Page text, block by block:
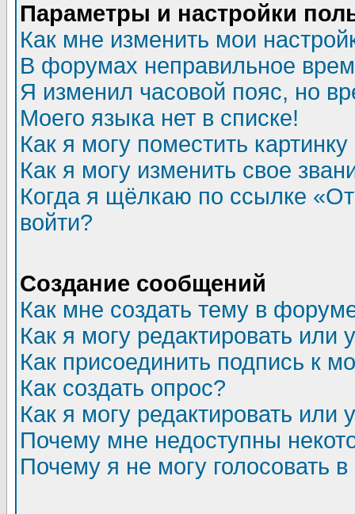
Параметры и настройки
Как мне изменить мои
В форумах неправильное
Я изменил часовой пояс, но
Моего языка нет в списке!
Как я могу поместить
Как я могу изменить свое
Когда я щёлкаю по ссылке
войти?
Создание сообщений
Как мне создать тему в
Как я могу редактировать или
Как присоединить подпись к
Как создать опрос?
Как я могу редактировать или
Почему мне недоступны
Почему я не могу голосовать